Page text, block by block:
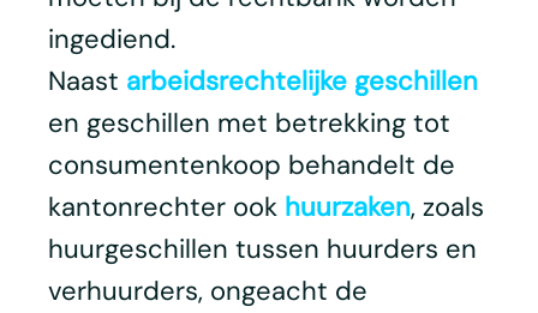
ingediend.
Naast arbeidsrechtelijke geschillen
en geschillen met betrekking tot
consumentenkoop behandelt de
kantonrechter ook huurzaken, zoals
huurgeschillen tussen huurders en
verhuurders, ongeacht de